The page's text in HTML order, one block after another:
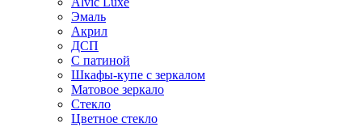
Эмаль
Акрил
ДСП
С патиной
Шкафы-купе с зеркалом
Матовое зеркало
Стекло
Цветное стекло